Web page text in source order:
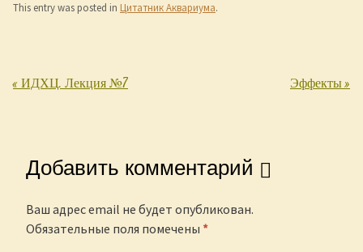
This entry was posted in Цитатник Аквариума.
Post navigation
«ИДХЦ. Лекция №7 Эффекты»
Добавить комментарий
Ваш адрес email не будет опубликован.
Обязательные поля помечены *